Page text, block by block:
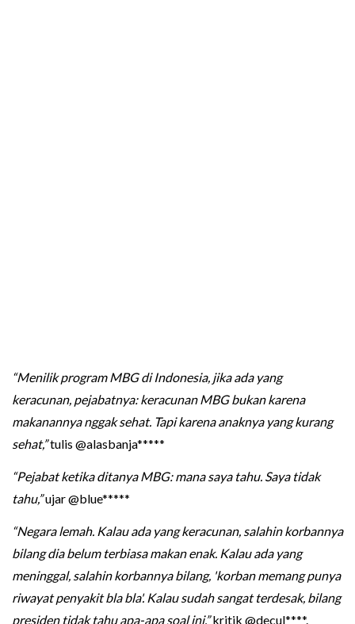
“Menilik program MBG di Indonesia, jika ada yang
keracunan, pejabatnya: keracunan MBG bukan karena
makanannya nggak sehat. Tapi karena anaknya yang kurang
sehat,”tulis @alasbanja*****
“Pejabat ketika ditanya MBG: mana saya tahu. Saya tidak
tahu,”ujar @blue*****
“Negara lemah. Kalau ada yang keracunan, salahin korbannya
bilang dia belum terbiasa makan enak. Kalau ada yang
meninggal, salahin korbannya bilang, 'korban memang punya
riwayat penyakit bla bla'. Kalau sudah sangat terdesak, bilang
presiden tidak tahu apa-apa soal ini,”kritik @decul****.